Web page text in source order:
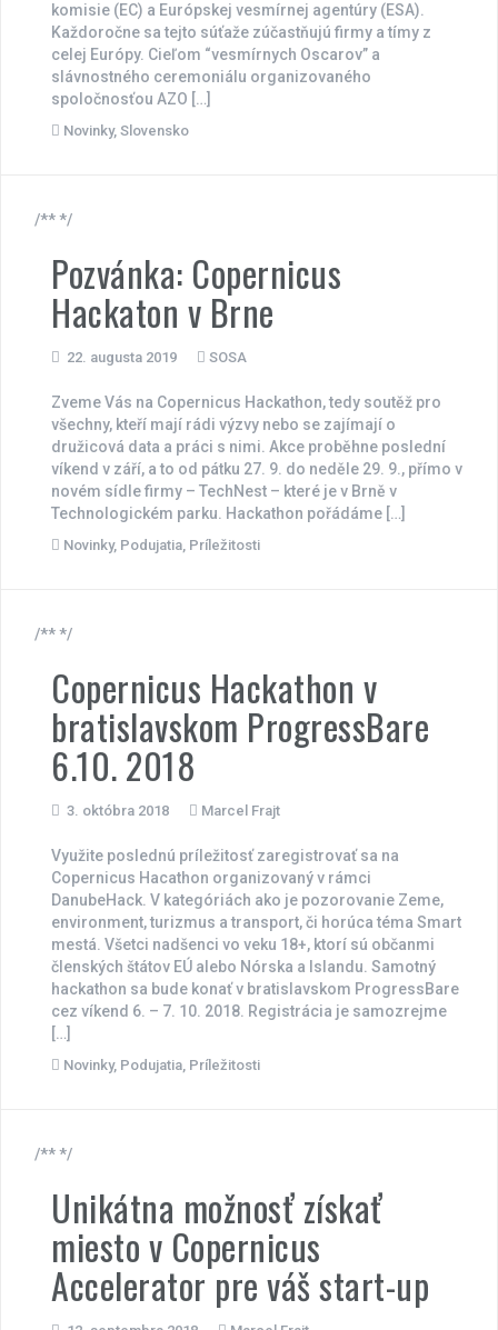
komisie (EC) a Európskej vesmírnej agentúry (ESA).
Každoročne sa tejto súťaže zúčastňujú firmy a tímy z
celej Európy. Cieľom “vesmírnych Oscarov” a
slávnostného ceremoniálu organizovaného
spoločnosťou AZO […]
Novinky, Slovensko
/** */
Pozvánka: Copernicus
Hackaton v Brne
22. augusta 2019 SOSA
Zveme Vás na Copernicus Hackathon, tedy soutěž pro
všechny, kteří mají rádi výzvy nebo se zajímají o
družicová data a práci s nimi. Akce proběhne poslední
víkend v září, a to od pátku 27. 9. do neděle 29. 9., přímo v
novém sídle firmy – TechNest – které je v Brně v
Technologickém parku. Hackathon pořádáme […]
Novinky, Podujatia, Príležitosti
/** */
Copernicus Hackathon v
bratislavskom ProgressBare
6.10. 2018
3. októbra 2018 Marcel Frajt
Využite poslednú príležitosť zaregistrovať sa na
Copernicus Hacathon organizovaný v rámci
DanubeHack. V kategóriách ako je pozorovanie Zeme,
environment, turizmus a transport, či horúca téma Smart
mestá. Všetci nadšenci vo veku 18+, ktorí sú občanmi
členských štátov EÚ alebo Nórska a Islandu. Samotný
hackathon sa bude konať v bratislavskom ProgressBare
cez víkend 6. – 7. 10. 2018. Registrácia je samozrejme
[…]
Novinky, Podujatia, Príležitosti
/** */
Unikátna možnosť získať
miesto v Copernicus
Accelerator pre váš start-up